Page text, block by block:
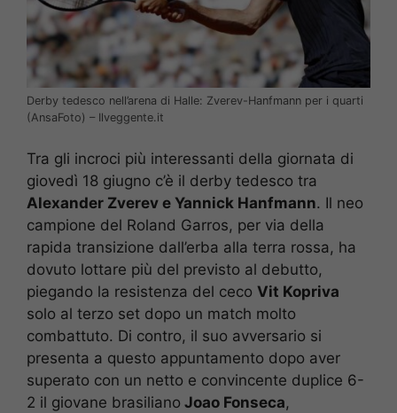
Derby tedesco nell’arena di Halle: Zverev-Hanfmann per i quarti
(AnsaFoto) – Ilveggente.it
Tra gli incroci più interessanti della giornata di
giovedì 18 giugno c’è il derby tedesco tra
Alexander Zverev e Yannick Hanfmann. Il neo
campione del Roland Garros, per via della
rapida transizione dall’erba alla terra rossa, ha
dovuto lottare più del previsto al debutto,
piegando la resistenza del ceco Vit Kopriva
solo al terzo set dopo un match molto
combattuto. Di contro, il suo avversario si
presenta a questo appuntamento dopo aver
superato con un netto e convincente duplice 6-
2 il giovane brasiliano Joao Fonseca,